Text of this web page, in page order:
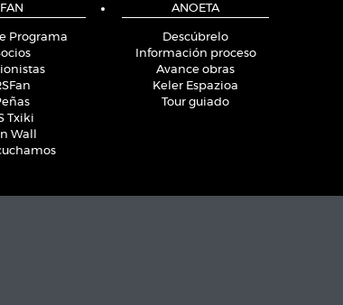
FAN
Programa
Txiki
Wall
ANOETA
Descúbrelo
Información proceso
Avance obras
Keler Espazioa
Tour guiado